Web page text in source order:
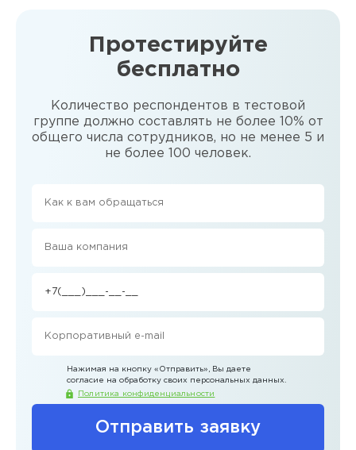
Протестируйте
бесплатно
Количество респондентов в тестовой
группе должно составлять не более 10% от
общего числа сотрудников, но не менее 5 и
не более 100 человек.
Отправить заявку
Нажимая на кнопку «Отправить» , Вы даете
согласие на обработку своих персональных данных.
Политика конфиденциальности